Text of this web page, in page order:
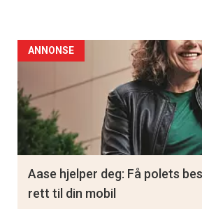
ANNONSE
Aase hjelper deg: Få polets
rett til din mobil